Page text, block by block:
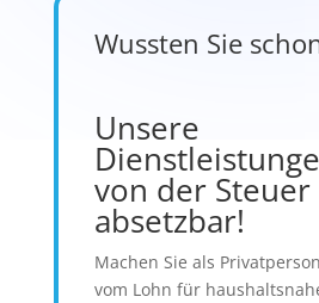
Wussten Sie
Unsere
von der Steuer
absetzbar!
Machen Sie als
vom Lohn für